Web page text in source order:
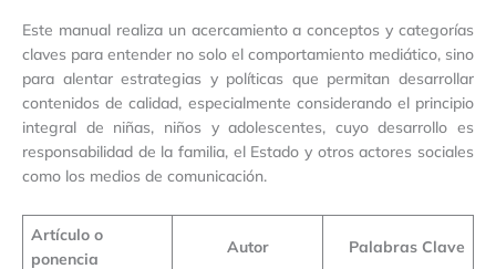
Este manual realiza un acercamiento a conceptos y categorías
claves para entender no solo el comportamiento mediático, sino
para alentar estrategias y políticas que permitan desarrollar
contenidos de calidad, especialmente considerando el principio
integral de niñas, niños y adolescentes, cuyo desarrollo es
responsabilidad de la familia, el Estado y otros actores sociales
como los medios de comunicación.
Artículo o
ponencia
Autor Palabras Clave